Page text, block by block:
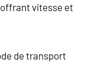
offrant vitesse et
de transport